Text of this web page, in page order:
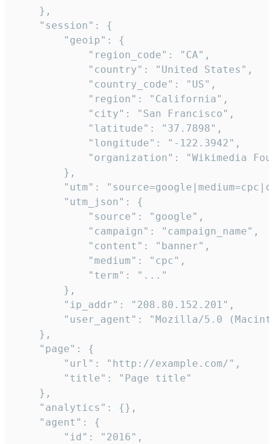
    },
    "session": {
        "geoip": {
            "region_code": "CA",
            "country": "United States",
            "country_code": "US",
            "region": "California",
            "city": "San Francisco",
            "latitude": "37.7898",
            "longitude": "-122.3942",
"organization": "Wikimedia
        },
"utm":
        "utm_json": {
            "source": "google",
            "campaign": "campaign_name",
            "content": "banner",
            "medium": "cpc",
            "term": "..."
        },
        "ip_addr": "208.80.152.201",
"user_agent": "Mozilla/5.0
    },
    "page": {
        "url": "http://example.com/",
        "title": "Page title"
    },
    "analytics": {},
    "agent": {
        "id": "2016",